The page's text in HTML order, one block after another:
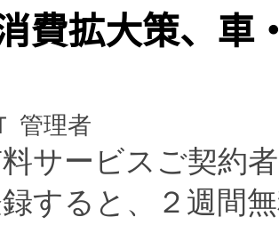
費拡大策、車
管理者
サービスご契約
すると、２週間